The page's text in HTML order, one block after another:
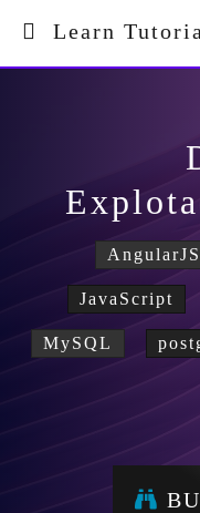
Learn
AngularJS
JavaScript
MySQL